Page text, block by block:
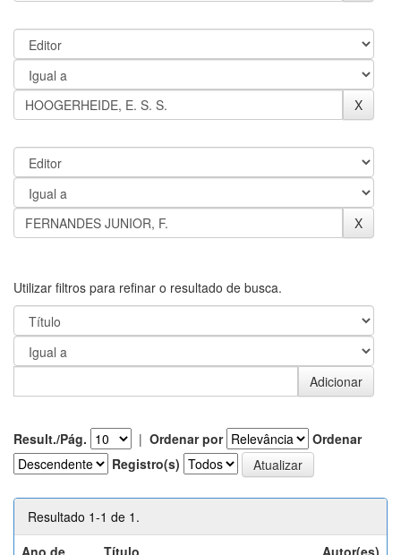
Utilizar filtros para refinar o resultado de busca.
Result./Pág. | Ordenar por
Ordenar
Registro(s)
Resultado 1-1 de 1.
Ano de
Título Autor(es)